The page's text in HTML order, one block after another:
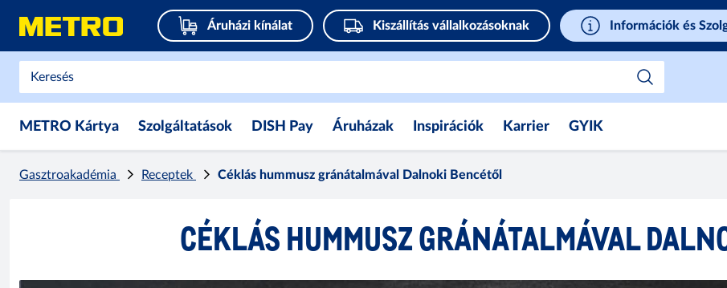
Áruházi kínálat Kiszállítás vállalkozásoknak Információk és
METRO Kártya Szolgáltatások DISH Pay Áruházak Inspirációk Karrier GYIK
Gasztroakadémia Receptek Céklás hummusz gránátalmával Dalnoki Bencétől
CÉKLÁS HUMMUSZ GRÁNÁTALMÁVAL